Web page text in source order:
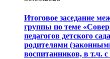
Итоговое заседание
группы по теме
педагогов детского
родителями
воспитанников, в т.ч.